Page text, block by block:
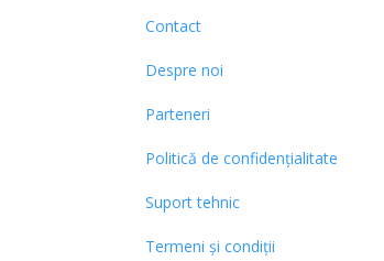
Contact
Despre noi
Parteneri
Politică de confidențialitate
Suport tehnic
Termeni și condiții